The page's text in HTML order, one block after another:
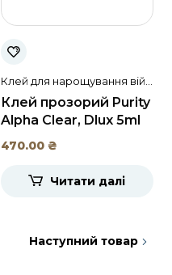
Клей для нарощування вій і
брів
Клей прозорий Purity
Alpha Clear, Dlux 5ml
470.00 ₴
Читати далі
Наступний товар